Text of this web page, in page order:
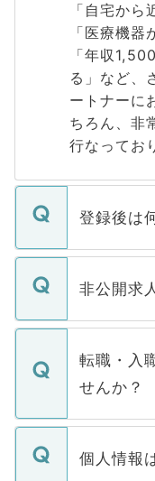
「自宅から
「医療機器
「年収
る」など、
ートナーに
ちろん、非
行なってお
登録後は
ご登録いた
登録内容を
ます。通常
いただきま
非公開求
マイナビ
うち約3割
けない「非
下記の理由
ません。
■応募殺到
転職・入
せんか？
転職・入職
ん。また、
個人情報